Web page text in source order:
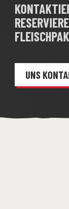
UNS